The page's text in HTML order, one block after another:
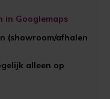
in Googlemaps
(showroom/afhalen
alleen op